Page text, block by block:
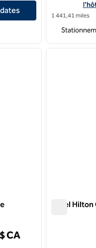
1 441,41 miles
image suivante
CA
1 sur 12
Hôtel